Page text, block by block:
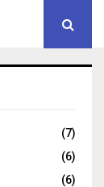
(7)
(6)
(6)